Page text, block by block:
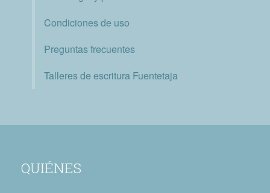
Condiciones de uso
Preguntas frecuentes
Talleres de escritura Fuentetaja
QUIÉNES